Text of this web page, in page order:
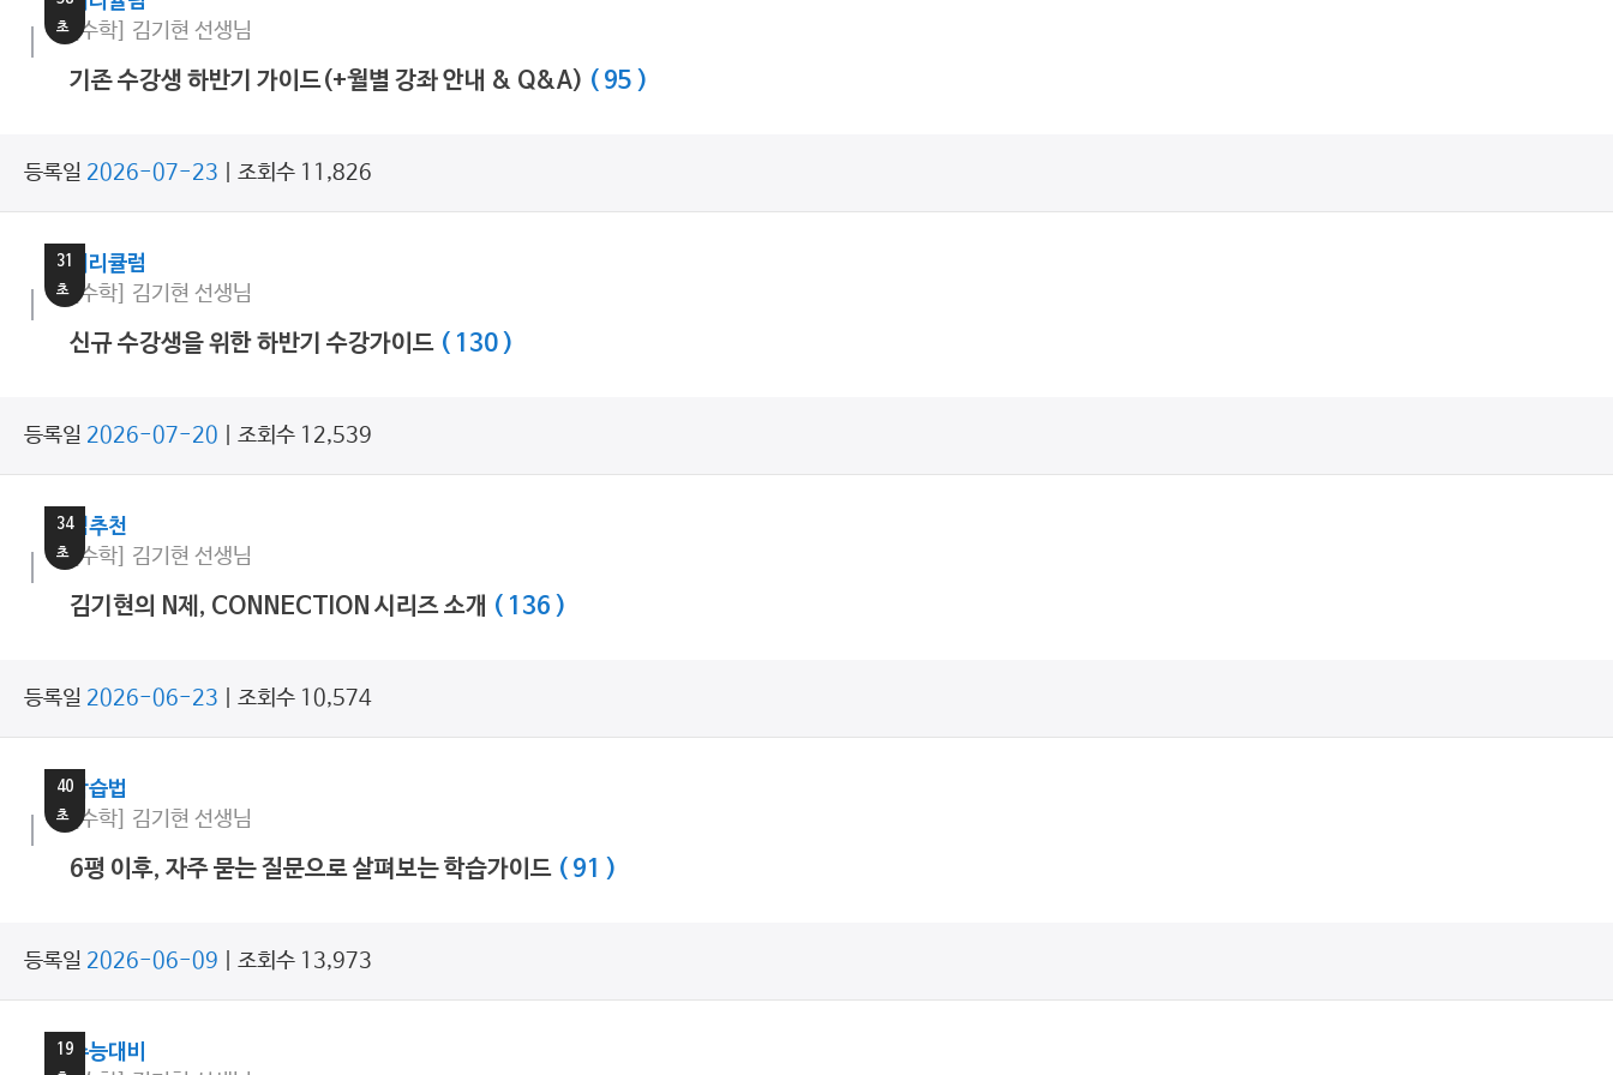
초 [수학] 김기현 선생님
기존 수강생 하반기 가이드(+월별 강좌 안내 & Q&A) ( 95 )
등록일 2026-07-23 | 조회수 11,826
31
초
커리큘럼
[수학] 김기현 선생님
신규 수강생을 위한 하반기 수강가이드 ( 130 )
등록일 2026-07-20 | 조회수 12,539
34
초
쌤추천
[수학] 김기현 선생님
김기현의 N제, CONNECTION 시리즈 소개 ( 136 )
등록일 2026-06-23 | 조회수 10,574
40
초
학습법
[수학] 김기현 선생님
6평 이후, 자주 묻는 질문으로 살펴보는 학습가이드 ( 91 )
등록일 2026-06-09 | 조회수 13,973
19수능대비